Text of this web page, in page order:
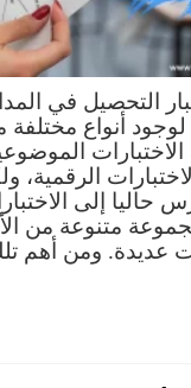
التحصيل في
أنواع مختلفة
الاختبارات
الرقمية،
حاليا إلى
متنوعة من
عديدة. ومن أهم